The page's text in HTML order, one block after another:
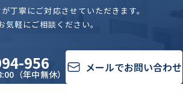
丁寧にご対応させていただきます。
気軽にご相談ください。
956
（年中無休） メールでお問い合わせ